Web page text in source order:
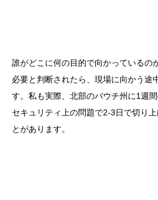
誰がどこに何の目的で向かっているの
必要と判断されたら、現場に向かう途
す。私も実際、北部のバウチ州に1週間
セキュリティ上の問題で2-3日で切り
とがあります。